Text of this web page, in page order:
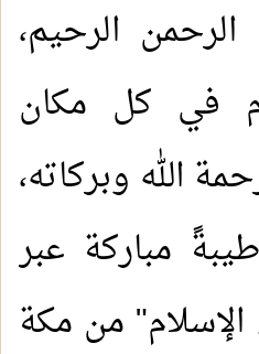
الرحمن الرحيم،
في كل مكان
الله وبركاته،
مباركة عبر
الإسلام" من مكة